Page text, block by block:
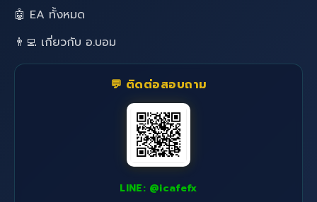
🤖 EA ทั้งหมด
👨‍💻 เกี่ยวกับ อ.บอม
💬 ติดต่อสอบถาม
LINE: @icafefx